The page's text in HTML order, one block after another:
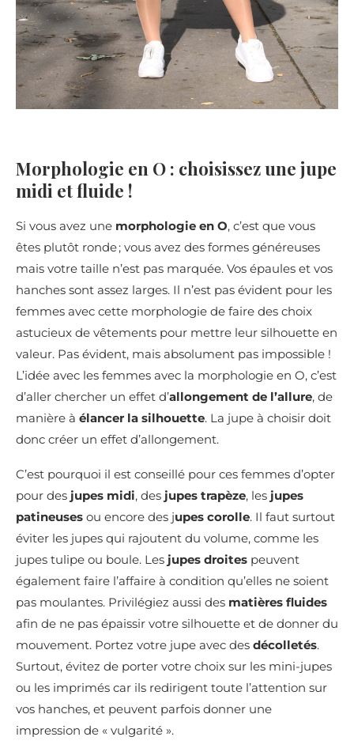
Morphologie en O : choisissez une jupe
midi et fluide !
Si vous avez une morphologie en O, c’est que vous
êtes plutôt ronde ; vous avez des formes généreuses
mais votre taille n’est pas marquée. Vos épaules et vos
hanches sont assez larges. Il n’est pas évident pour les
femmes avec cette morphologie de faire des choix
astucieux de vêtements pour mettre leur silhouette en
valeur. Pas évident, mais absolument pas impossible !
L’idée avec les femmes avec la morphologie en O, c’est
d’aller chercher un effet d’allongement de l’allure, de
manière à élancer la silhouette. La jupe à choisir doit
donc créer un effet d’allongement.
C’est pourquoi il est conseillé pour ces femmes d’opter
pour des jupes midi, des jupes trapèze, les jupes
patineuses ou encore des jupes corolle. Il faut surtout
éviter les jupes qui rajoutent du volume, comme les
jupes tulipe ou boule. Les jupes droites peuvent
également faire l’affaire à condition qu’elles ne soient
pas moulantes. Privilégiez aussi des matières fluides
afin de ne pas épaissir votre silhouette et de donner du
mouvement. Portez votre jupe avec des décolletés.
Surtout, évitez de porter votre choix sur les mini-jupes
ou les imprimés car ils redirigent toute l’attention sur
vos hanches, et peuvent parfois donner une
impression de « vulgarité ».